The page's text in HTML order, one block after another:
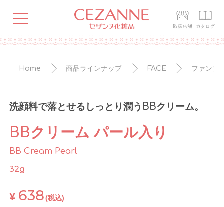
Home 商品ラインナップ FACE ファンデ
洗顔料で落とせるしっとり潤うBBクリーム。
BBクリーム パール入り
BB Cream Pearl
32g
¥ 638 (税込)